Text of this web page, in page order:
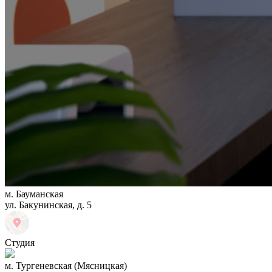
м. Бауманская
ул. Бакунинская, д. 5
Студия
м. Тургеневская (Мясницкая)